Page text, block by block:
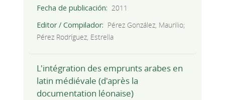
Fecha de publicación
2011
Editor / Compilador
Pérez González, Maurilio;
Pérez Rodríguez, Estrella
L'intégration des emprunts arabes en
latin médiévale (d'après la
documentation léonaise)